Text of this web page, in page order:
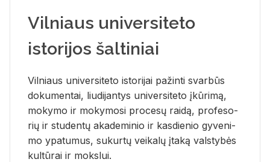
Vilniaus universiteto
istorijos šaltiniai
Vil­niaus uni­ver­si­te­to is­to­ri­jai pa­žin­ti svar­būs
do­ku­men­tai, liu­di­jan­tys uni­ver­si­te­to įkū­ri­mą,
mo­ky­mo ir mo­ky­mo­si pro­ce­sų rai­dą, pro­fe­so­
rių ir stu­den­tų aka­de­mi­nio ir kas­die­nio gy­ve­ni­
mo ypa­tu­mus, su­kur­tų vei­ka­lų įta­ką vals­ty­bės
kul­tū­rai ir moks­lui.